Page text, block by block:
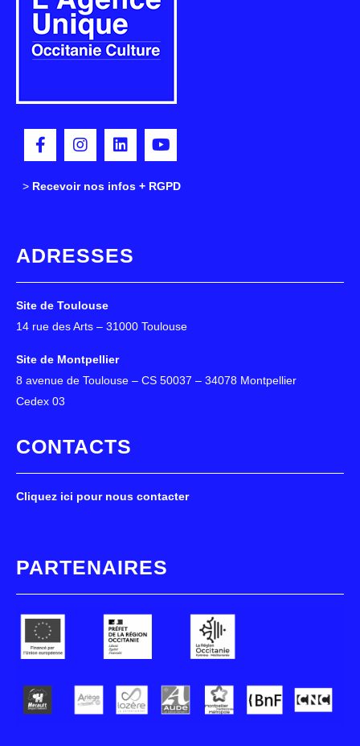
> Recevoir nos infos + RGPD
ADRESSES
Site de Toulouse
14 rue des Arts – 31000 Toulouse
Site de Montpellier
8 avenue de Toulouse – CS 50037 – 34078 Montpellier
Cedex 03
CONTACTS
Cliquez ici pour nous contacter
PARTENAIRES